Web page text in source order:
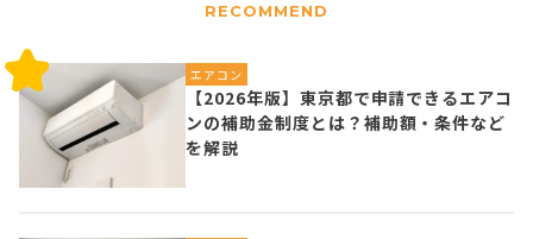
RECOMMEND
エアコン
【2026年版】東京都で申請できるエアコ
ンの補助金制度とは？補助額・条件など
を解説